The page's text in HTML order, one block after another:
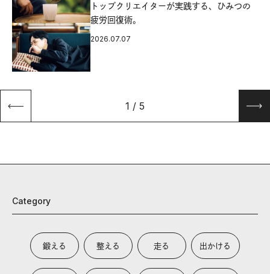
トップクリエイターが実践する、ひみつの
疲労回復術。
2026.07.07
1 / 5
Category
鍛える 整える 走る 出かける